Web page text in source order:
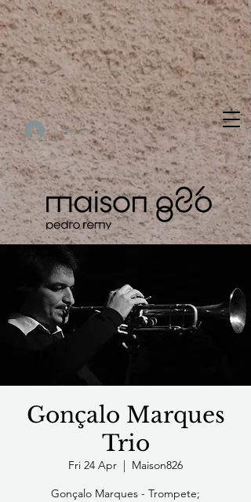
Log In
Gonçalo Marques
Trio
Fri 24 Apr
  |
Maison826
Gonçalo Marques - Trompete;